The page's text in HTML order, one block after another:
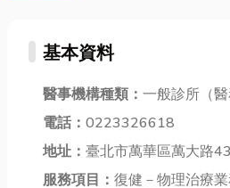
基本資料
醫事機構種類： 一般診所（醫
電話： 0223326618
地址： 臺北市萬華區萬大路
服務項目： 復健－物理治療